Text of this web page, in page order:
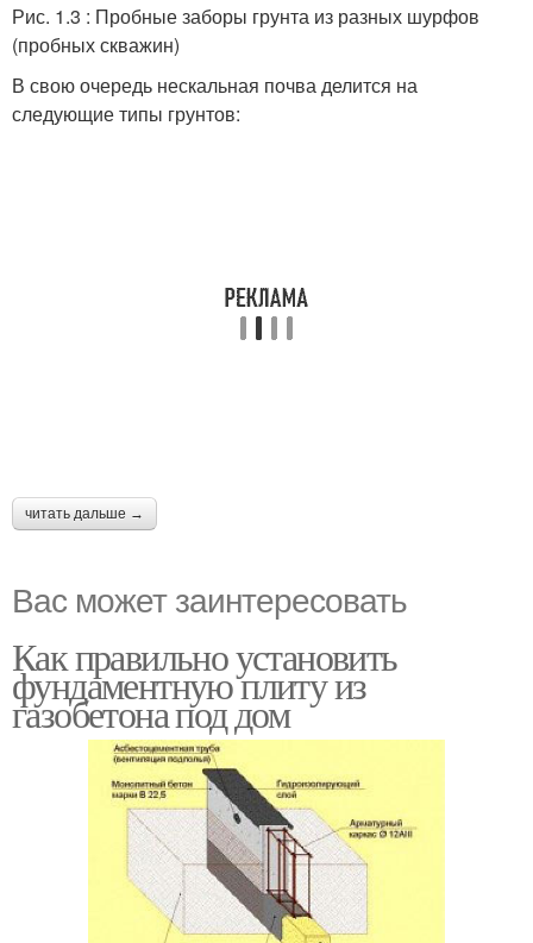
Рис. 1.3 : Пробные заборы грунта из разных шурфов
(пробных скважин)
В свою очередь нескальная почва делится на
следующие типы грунтов:
читать дальше →
Вас может заинтересовать
Как правильно установить
фундаментную плиту из
газобетона под дом